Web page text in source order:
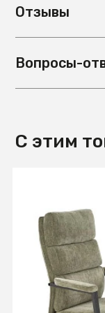
Отзывы
Вопросы-
С этим
28 080 ₽
Кресло
HALMAR